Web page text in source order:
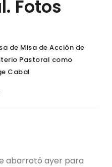
Fotos
de Misa de Acción de
Pastoral como
Cabal
abarrotó ayer para